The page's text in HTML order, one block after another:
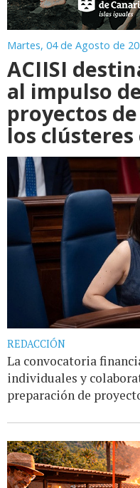
Martes, 04 de Agosto de
ACIISI
al impulso
proyectos
los
REDACCIÓN
La convocatoria
individuales y
preparación de